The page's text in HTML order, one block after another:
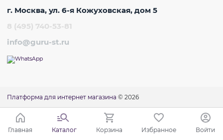
г. Москва, ул. 6-я Кожуховская, дом 5
8 (495) 740-53-81
info@guru-st.ru
Платформа для интернет магазина © 2026
Главная Каталог Корзина Избранное Войти